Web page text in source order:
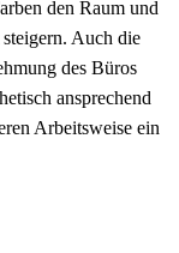
den Raum und
Auch die
des Büros
ansprechend
Arbeitsweise ein